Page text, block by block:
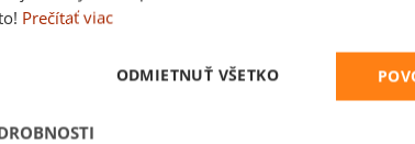
Prečítať viac
ODMIETNUŤ VŠETKO